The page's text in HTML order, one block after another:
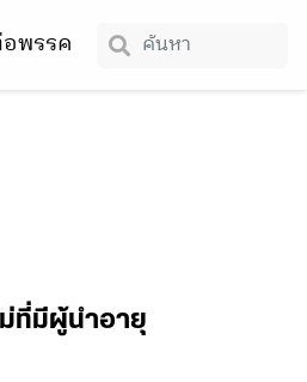
พรรค
ม่ที่มีผู้นำอายุ